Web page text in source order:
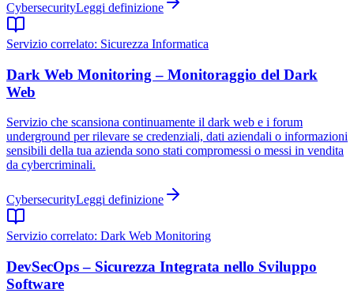
CybersecurityLeggi definizione
Servizio correlato: Sicurezza Informatica
Dark Web Monitoring – Monitoraggio del Dark
Web
Servizio che scansiona continuamente il dark web e i forum
underground per rilevare se credenziali, dati aziendali o informazioni
sensibili della tua azienda sono stati compromessi o messi in vendita
da cybercriminali.
CybersecurityLeggi definizione
Servizio correlato: Dark Web Monitoring
DevSecOps – Sicurezza Integrata nello Sviluppo
Software